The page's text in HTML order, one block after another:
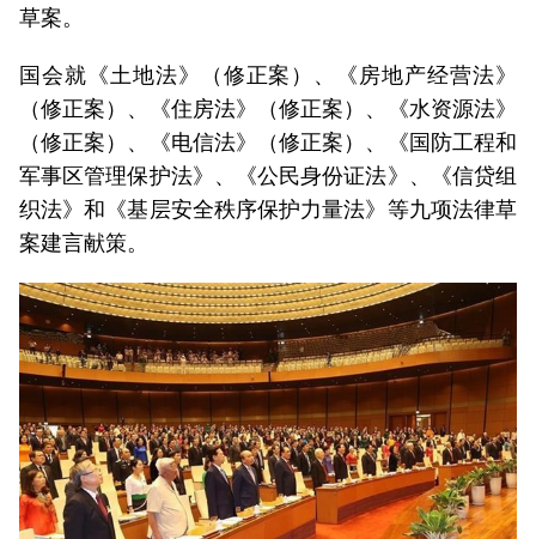
草案。
国会就《土地法》（修正案）、《房地产经营法》
（修正案）、《住房法》（修正案）、《水资源法》
（修正案）、《电信法》（修正案）、《国防工程和
军事区管理保护法》、《公民身份证法》、《信贷组
织法》和《基层安全秩序保护力量法》等九项法律草
案建言献策。